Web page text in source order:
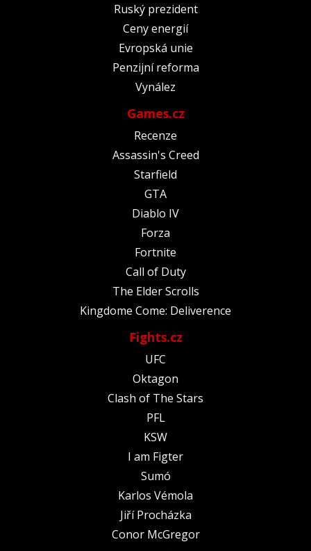
Ruský prezident
Ceny energií
Evropská unie
Penzijní reforma
Vynález
Games.cz
Recenze
Assassin's Creed
Starfield
GTA
Diablo IV
Forza
Fortnite
Call of Duty
The Elder Scrolls
Kingdome Come: Deliverence
Fights.cz
UFC
Oktagon
Clash of The Stars
PFL
KSW
I am Figter
Sumó
Karlos Vémola
Jiří Procházka
Conor McGregor